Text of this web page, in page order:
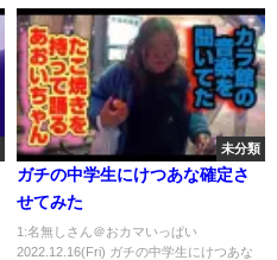
未分類
ガチの中学生にけつあな確定さ
せてみた
1:名無しさん＠おカマいっぱい
2022.12.16(Fri) ガチの中学生にけつあな